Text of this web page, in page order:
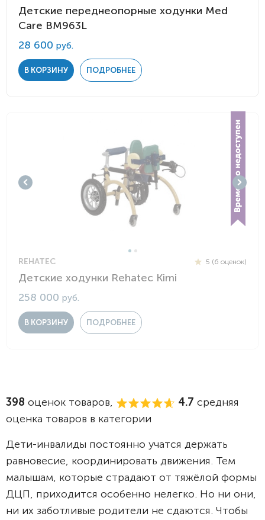
Детские переднеопорные ходунки Med
Care BM963L
28 600 руб.
В КОРЗИНУ ПОДРОБНЕЕ
REHATEC 5 (6 оценок)
Детские ходунки Rehatec Kimi
258 000 руб.
В КОРЗИНУ ПОДРОБНЕЕ
398 оценок товаров, 4.7 средняя
оценка товаров в категории
Дети-инвалиды постоянно учатся держать
равновесие, координировать движения. Тем
малышам, которые страдают от тяжёлой формы
ДЦП, приходится особенно нелегко. Но ни они,
ни их заботливые родители не сдаются. Чтобы